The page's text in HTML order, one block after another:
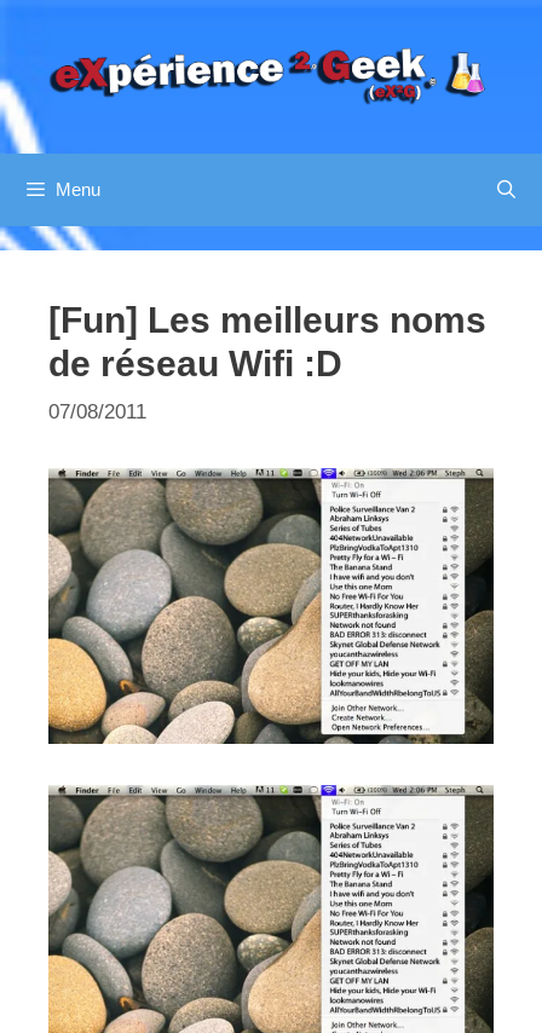
contenu
Menu
[Fun] Les meilleurs noms
de réseau Wifi :D
07/08/2011